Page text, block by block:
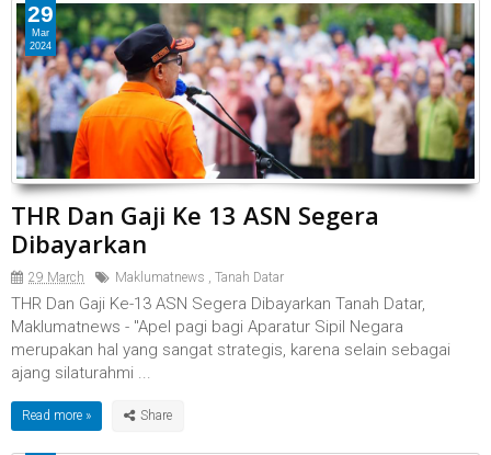
THR Dan Gaji Ke 13 ASN Segera
Dibayarkan
29 March Maklumatnews , Tanah Datar
THR Dan Gaji Ke-13 ASN Segera Dibayarkan Tanah Datar,
Maklumatnews - "Apel pagi bagi Aparatur Sipil Negara
merupakan hal yang sangat strategis, karena selain sebagai
ajang silaturahmi ...
Read more »
29
Mar
2024